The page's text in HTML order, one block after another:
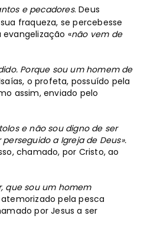
e pecadores. Deus
fraqueza, se percebesse
«não vem de
Porque sou um homem de
o profeta, possuído pela
assim, enviado pelo
e não sou digno de ser
a Igreja de Deus».
chamado, por Cristo, ao
que sou um homem
pela pesca
por Jesus a ser